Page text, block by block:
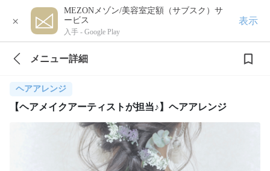
×
MEZONメゾン/美容室定額（サブスク）サ
ービス
入手 - Google Play
表示
メニュー詳細
ヘアアレンジ
【ヘアメイクアーティストが担当♪】ヘアアレンジ